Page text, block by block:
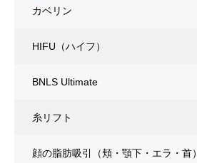
カベリン
HIFU（ハイフ）
BNLS Ultimate
糸リフト
顔の脂肪吸引 （頬・顎下・エラ・首）